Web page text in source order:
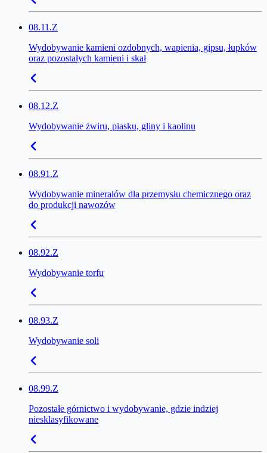
08.11.Z
Wydobywanie kamieni ozdobnych, wapienia, gipsu, łupków
oraz pozostałych kamieni i skał
08.12.Z
Wydobywanie żwiru, piasku, gliny i kaolinu
08.91.Z
Wydobywanie minerałów dla przemysłu chemicznego oraz
do produkcji nawozów
08.92.Z
Wydobywanie torfu
08.93.Z
Wydobywanie soli
08.99.Z
Pozostałe górnictwo i wydobywanie, gdzie indziej
niesklasyfikowane